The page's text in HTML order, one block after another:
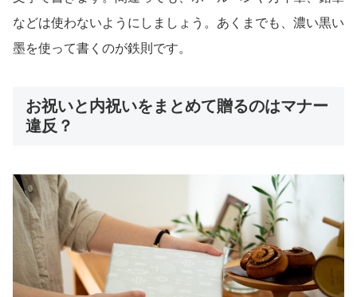
などは使わないようにしましょう。あくまでも、濃い黒い
墨を使って書くのが鉄則です。
お祝いと内祝いをまとめて贈るのはマナー
違反？